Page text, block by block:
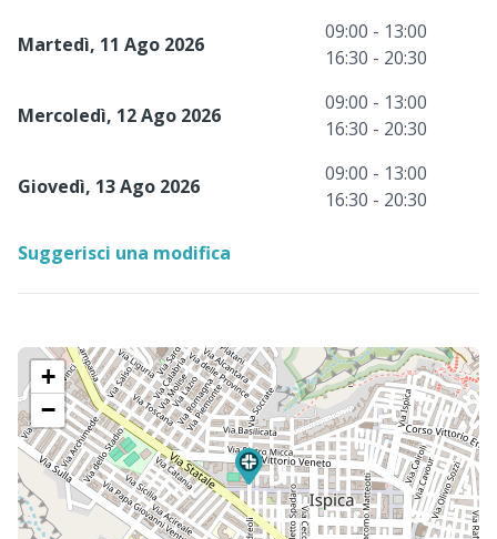
Martedì, 11 Ago 2026
09:00 - 13:00
16:30 - 20:30
Mercoledì, 12 Ago 2026
09:00 - 13:00
16:30 - 20:30
Giovedì, 13 Ago 2026
09:00 - 13:00
16:30 - 20:30
Suggerisci una modifica
+
−